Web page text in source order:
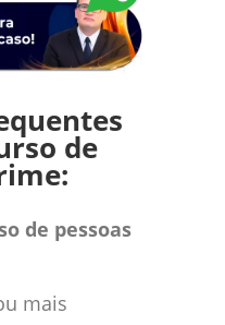
de
de pessoas
mais